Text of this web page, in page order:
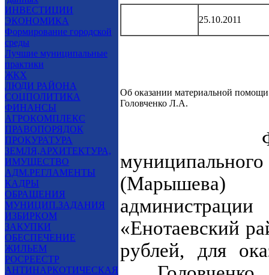
ИНВЕСТИЦИИ
ЭКОНОМИКА
Формирование городской
среды
Лучшие муниципальные
практики
ЖКХ
ЛЮДИ РАЙОНА
СОЦПОЛИТИКА
ФИНАНСЫ
АГРОКОМПЛЕКС
ПРАВОПОРЯДОК
ПРОКУРАТУРА
ЗЕМЛЯ,АРХИТЕКТУРА,
ИМУЩЕСТВО
АДМ.РЕГЛАМЕНТЫ
КАДРЫ
ОБРАЩЕНИЯ
МУНИЦИП.ЗАДАНИЯ
ИЗБИРКОМ
ЗАКУПКИ
ОБЕСПЕЧЕНИЕ
ЖИЛЬЕМ
РОСРЕЕСТР
АНТИНАРКОТИЧЕСКАЯ
25.10.2011
Об оказании материальной
Головченко Л.А.
(Марышева)
«Енотаевский
рублей, для